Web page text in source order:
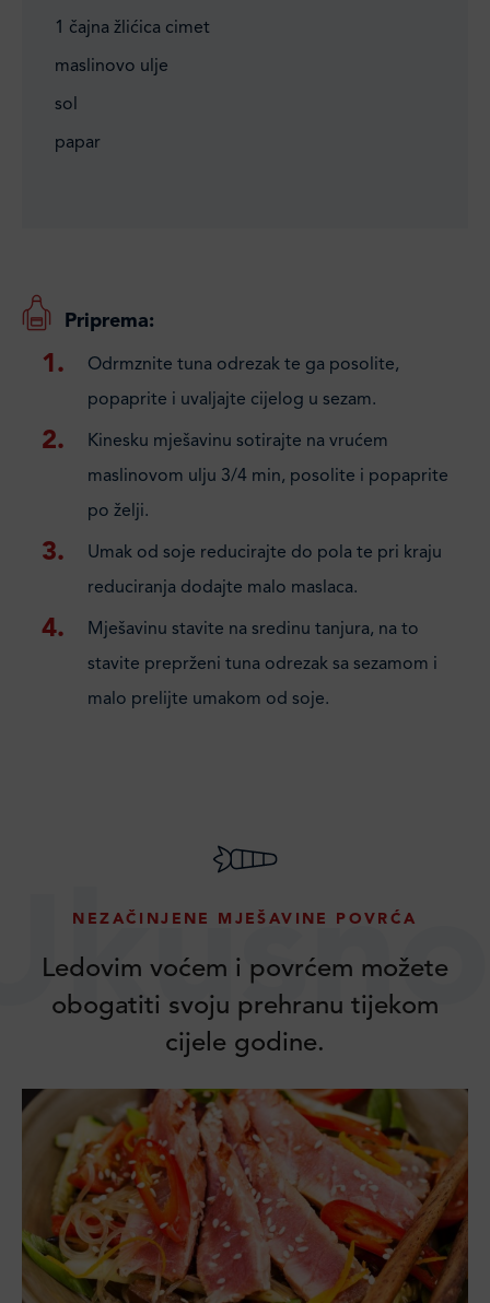
1 čajna žlićica cimet
maslinovo ulje
sol
papar
Priprema:
Odrmznite tuna odrezak te ga posolite,
popaprite i uvaljajte cijelog u sezam.
Kinesku mješavinu sotirajte na vrućem
maslinovom ulju 3/4 min, posolite i popaprite
po želji.
Umak od soje reducirajte do pola te pri kraju
reduciranja dodajte malo maslaca.
Mješavinu stavite na sredinu tanjura, na to
stavite preprženi tuna odrezak sa sezamom i
malo prelijte umakom od soje.
NEZAČINJENE MJEŠAVINE POVRĆA
Ledovim voćem i povrćem možete
obogatiti svoju prehranu tijekom
cijele godine.